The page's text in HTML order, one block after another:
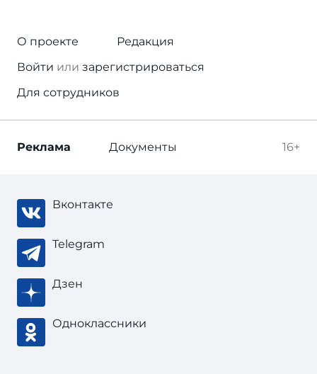
О проекте
Редакция
Войти или зарегистрироваться
Для сотрудников
16+
Реклама Документы
Вконтакте
Telegram
Дзен
Одноклассники